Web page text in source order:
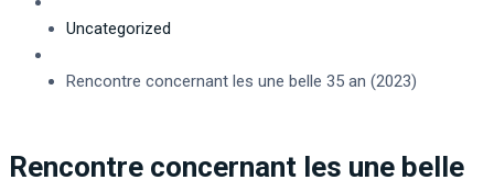
Uncategorized
Rencontre concernant les une belle 35 an (2023)
Rencontre concernant les une belle